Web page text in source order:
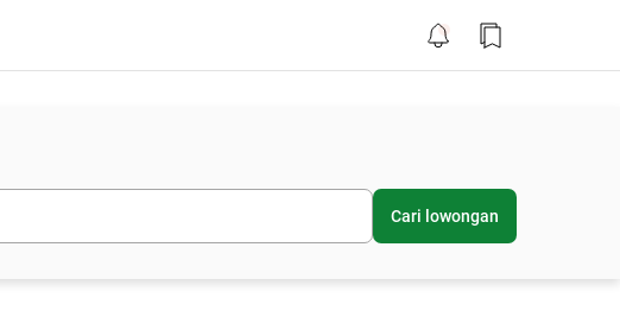
Cari lowongan